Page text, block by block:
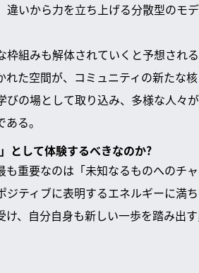
いから力を立ち上げる分散型のモ
枠組みも解体されていくと予想され
た空間が、コミュニティの新たな
の場として取り込み、多様な人々
る。
として体験するべきなのか?
重要なのは「未知なるものへのチ
ティブに表明するエネルギーに満
、自分自身も新しい一歩を踏み出